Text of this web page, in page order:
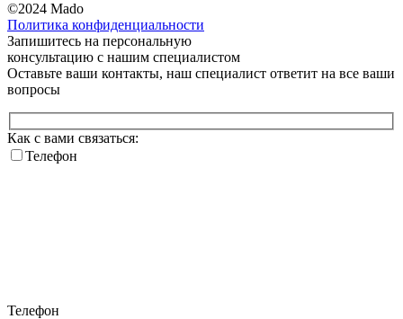
©2024 Mado
Политика конфиденциальности
Запишитесь на персональную
консультацию с нашим специалистом
Оставьте ваши контакты, наш специалист ответит на все ваши
вопросы
Как с вами связаться:
Телефон
Телефон